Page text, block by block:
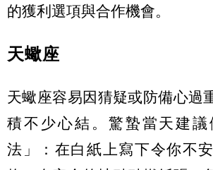
的獲利選項與合作機會。
天蠍座
天蠍座容易因猜疑或防備心過
積不少心結。驚蟄當天建議
法」：在白紙上寫下令你不